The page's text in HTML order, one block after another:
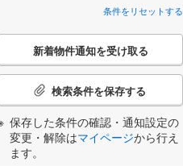
条件をリセットする
件
新着物件通知を受け取る
検索条件を保存する
保存した条件の確認・通知設定の
変更・解除はマイページから行え
ます。
鹿児島 沖縄
条件をリセットする
安市(22)
街市(104)
(31)
取市(4)
大網白里市
条件をリセットする
(15)
崎
)
東部台(2)
条件をリセットする
条件をリセットする
条件をリセットする
詳しく見る
条件をリセットする